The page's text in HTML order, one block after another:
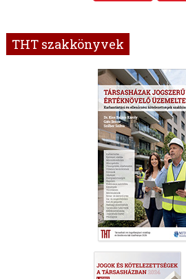
THT szakkönyvek